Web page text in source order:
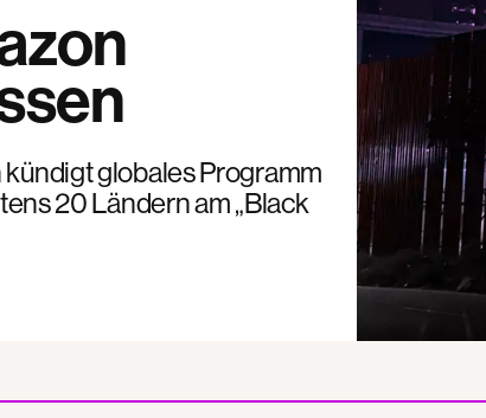
kündigt globales Programm
20 Ländern am „Black